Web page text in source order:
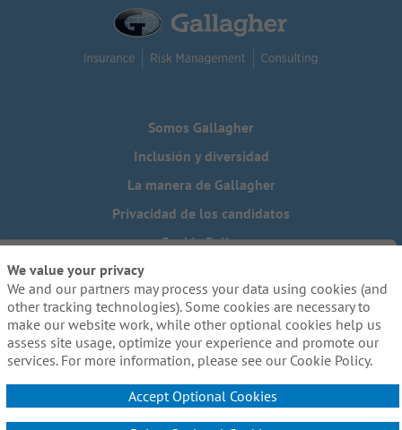
Somos Gallagher
Inclusión y diversidad
La manera de Gallagher
Privacidad de los candidatos
Cookie Policy
Do Not Sell or Share My Personal Information - US Residents
¿Necesita una adaptación especial para completar alguna
parte de nuestro proceso de solicitud, incluido el uso de
este sitio web? Escríbanos a:Careers@ajg.com
We value your privacy
We and our partners may process your data using cookies (and
other tracking technologies). Some cookies are necessary to
make our website work, while other optional cookies help us
assess site usage, optimize your experience and promote our
services. For more information, please see our Cookie Policy.
Accept Optional Cookies